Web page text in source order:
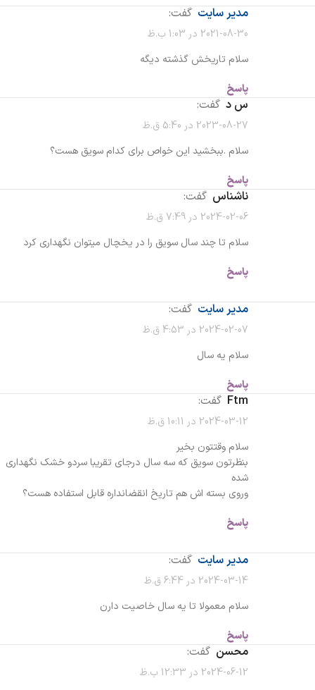
مدیر سایت گفت:
2021-08-30 در 1:03 ب.ظ
سلام تاریخش گذشته دیگه
پاسخ
س د گفت:
2023-08-27 در 5:40 ق.ظ
سلام .ببخشید این خواص برای کدام سویق هست؟
پاسخ
ناشناس گفت:
2024-02-06 در 7:49 ق.ظ
سلام تا چند سال سویق را در یخچال میتوان نگهداری کرد
پاسخ
مدیر سایت گفت:
2024-02-07 در 4:53 ق.ظ
سلام یه سال
پاسخ
ftm گفت:
2024-03-12 در 10:11 ق.ظ
سلام وقتتون بخیر
بنظرتون سویق که سه سال درجای تقریبا سردو خشک نگهداری
شده
وروی بسته اش هم تاریخ انقضانداره قابل استفاده هست؟
پاسخ
مدیر سایت گفت:
2024-03-14 در 6:44 ق.ظ
سلام معمولا تا یه سال خاصیت دارن
پاسخ
محسن گفت:
2024-06-12 در 12:33 ب.ظ